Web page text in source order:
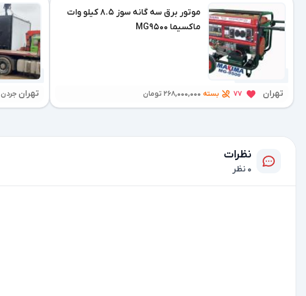
موتور برق سه گانه سوز 8.5 کیلو وات
ماکسیما MG9500
تهران 77 بسته 268,000,000 تومان
1 هفته پیش
تهران جردن
نظرات
0 نظر